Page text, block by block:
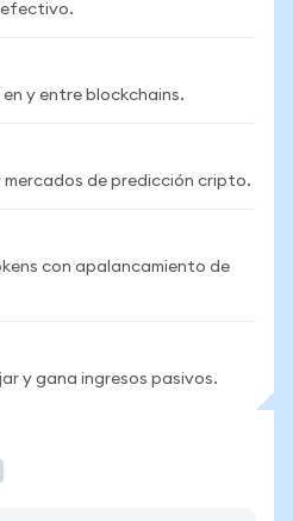
efectivo.
y entre blockchains.
mercados de predicción cripto.
con apalancamiento de
y gana ingresos pasivos.